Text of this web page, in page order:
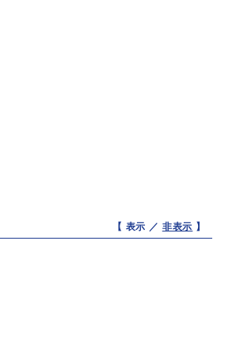
【 表示 ／ 非表示 】